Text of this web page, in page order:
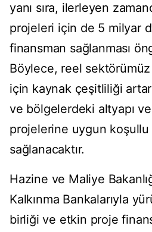
yanı sıra, ilerleyen
projeleri için de 5 milyar
finansman sağlanması
Böylece, reel sektörümüz
için kaynak çeşitliliği
ve bölgelerdeki altyapı
projelerine uygun koşullu
sağlanacaktır.
Hazine ve Maliye
Kalkınma Bankalarıyla
birliği ve etkin proje